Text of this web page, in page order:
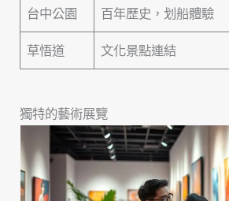
台中公園 百年歷史，划船體驗
草悟道 文化景點連結
獨特的藝術展覽